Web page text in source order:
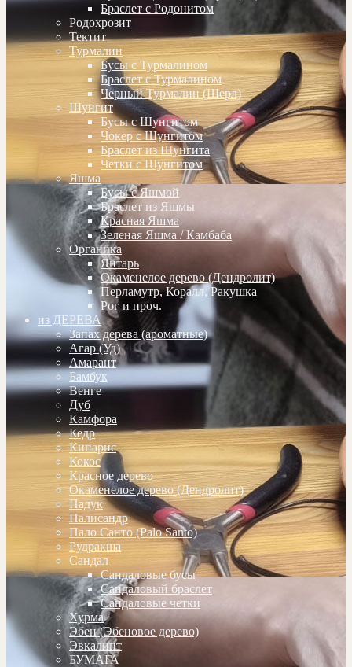
Браслет с Родонитом
Родохрозит
Тектит
Турмалин
Бусы с Турмалином
Браслет с Турмалином
Черный Турмалин (Шерл)
Шунгит
Бусы с Шунгитом
Чокер с Шунгитом
Браслет из Шунгита
Четки с Шунгитом
Яшма
Бусы с Яшмой
Браслет из Яшмы
Красная Яшма
Зеленая Яшма / Камбаба
Органика
Янтарь
Окаменелое дерево (Дендролит)
Перламутр, Коралл, Ракушка
Рог и проч.
из ДЕРЕВА
Запах дерева (ароматные)
Агар (Уд)
Амарант
Бамбук
Венге
Дуб
Камфора
Кедр
Кипарис
Кокос
Красное дерево
Окаменелое дерево (Дендролит)
Падук
Палисандр
Пало Санто (Palo Santo)
Рудракша
Сандал
Сандаловые бусы
Сандаловый браслет
Сандаловые четки
Хурма
Эбен (Эбеновое дерево)
Эвкалипт
БУМАГА